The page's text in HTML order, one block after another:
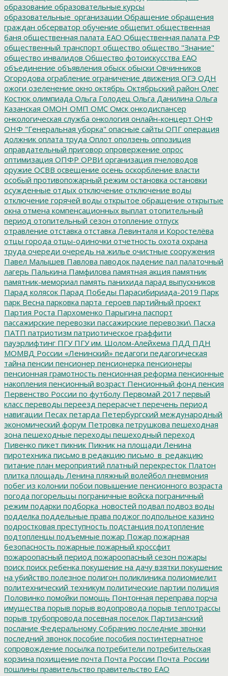
образование образовательные курсы
образовательные_организации Обращение обращения
граждан обсерватор обучение общепит общественная
баня общественная палата ЕАО Общественная палата РФ
общественный транспорт общество общество "Знание"
общество инвалидов Общество фотоискусства ЕАО
объединение объявления обыск обыски Овчинников
Огородова ограбление ограничение движения ОГЭ ОДН
ожоги озеленение окно октябрь Октябрьский район Олег
Костюк олимпиада Ольга Голодец Ольга Данилина Ольга
Казанская ОМОН ОМП ОМС Омск онкодиспансер
онкологическая служба онкология онлайн-концерт ОНФ
ОНФ "Генеральная уборка" опасные сайты ОПГ операция
должник оплата труда Оплот оползень оппозиция
оправдательный приговор опровержение опрос
оптимизация ОПФР ОРВИ организация пчеловодов
оружие ОСВВ освещение осень оскорбление власти
особый противопожарный режим остановка остановки
осужденные отдых отключение отключение воды
отключение горячей воды открытое обращение открытые
окна отмена компенсационных выплат отопительный
период отопительный сезон отопление отпуск
отравление отставка отставка Левинталя и Коростелёва
отцы города отцы-одиночки отчетность охота охрана
труда очереди очередь на жилье очистные сооружения
Павел Малышев Павлова паводок падение пал палаточный
лагерь Палькина Памфилова памятная акция памятник
памятник-мемориал память панихида парад выпускников
Парад колясок Парад Победы Парасибириада-2019 Парк
парк Весна парковка парта_героев партийный проект
Партия Роста Пархоменко Парыгина паспорт
пассажирские перевозки пассажирские перевозки\ Пасха
ПАТП патриотизм патриотическое граффити
пауэрлифтинг ПГУПГУ им. Шолом-Алейхема ПДД ПДН
МОМВД России «Ленинский» педагоги педагогическая
тайна пенсии пенсионер пенсионерка пенсионеры
пенсионная грамотность пенсионная реформа пенсионные
накопления пенсионный возраст Пенсионный фонд пенсия
Первенство России по футболу Первомай 2017 первый
класс переводы переезд перерасчет перечень период
навигации Песах петарда Петербургский международный
экономический форум Петровка петрушкова пешеходная
зона пешеходные переходы пешеходный переход
Пивенко пикет пикник Пикник на площади Ленина
пиротехника письмо в редакцию письмо_в_редакцию
питание план мероприятий платный перекресток Платон
плитка площадь Ленина пляжный волейбол пневмония
побег из колонии побои повышение пенсионного возраста
погода погорельцы пограничные войска пограничный
режим подарки подборка_новостей подвал подвоз воды
подделка поддельные права поджог подпольное казино
подростковая преступность подстанция подтопление
подтопленцы подъемные пожар Пожар пожарная
безопасность пожарные пожарный кроссфит
пожароопасный период пожароопасный сезон пожары
поиск поиск ребенка покушение на дачу взятки покушение
на убийство полезное полигон поликлиника полиомиелит
политехнический техникум политические партии полиция
Половинко помойки помощь Понтонная переправа порча
имущества порыв порыв водопровода порыв теплотрассы
порыв трубопровода посевная поселок Партизанский
послание Федеральному Собранию последние звонки
последний звонок пособие пособия постинтернатное
сопровождение посылка потребители потребительская
корзина похищение почта Почта России Почта_России
пошлины правительство правительство ЕАО